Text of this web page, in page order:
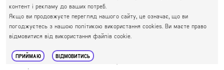
Внутрішня частина черевика зроблена з безпечних
і сучасних матеріалів. Внутрішній чобіток з м'яким
набиванням точно приймає форму стопи, що
значно підвищує комфорт під час катання. На
відміну від інших виробників, у жіночих роликах
Rollerblade ноги надійно зафіксовані та захищені
контент і рекламу до ваших потреб.
Якщо ви продовжуєте перегляд нашого сайту, це означає, що ви
погоджуєтесь з нашою політикою використання cookies. Ви маєте право
відмовитися від використання файлів cookie.
ПРИЙМАЮ ВІДМОВИТИСЬ